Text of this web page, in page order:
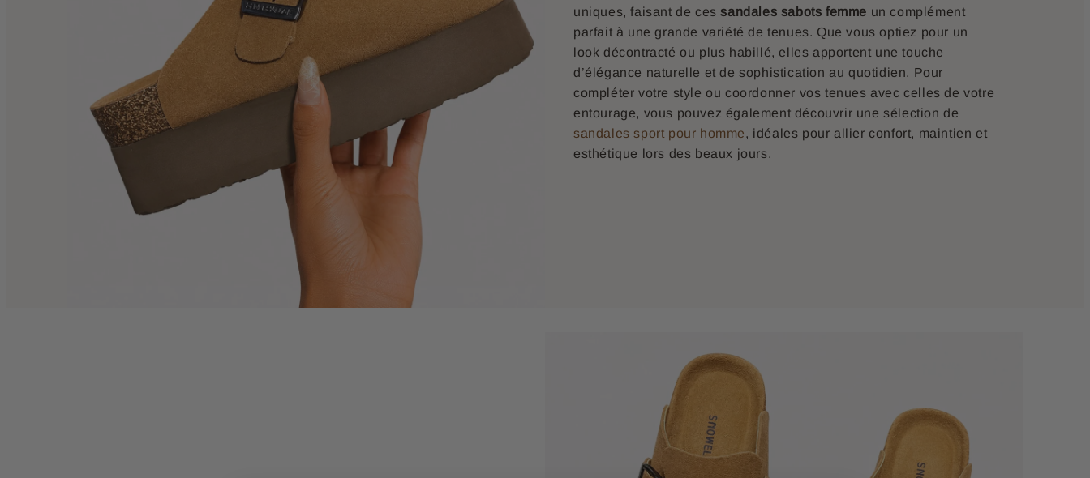
uniques, faisant de cessandales sabots femme un complément
parfait à une grande variété de tenues. Que vous optiez pour un
look décontracté ou plus habillé, elles apportent une touche
d’élégance naturelle et de sophistication au quotidien. Pour
compléter votre style ou coordonner vos tenues avec celles de votre
entourage, vous pouvez également découvrir une sélection de
sandales sport pour homme, idéales pour allier confort, maintien et
esthétique lors des beaux jours.